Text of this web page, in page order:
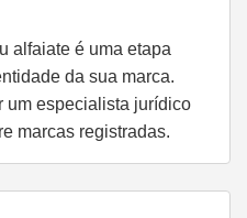
alfaiate é uma etapa
da sua marca.
um especialista jurídico
marcas registradas.